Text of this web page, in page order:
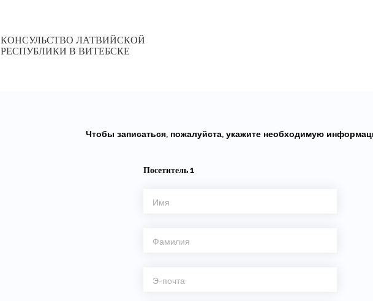
КОНСУЛЬСТВО ЛАТВИЙСКОЙ
РЕСПУБЛИКИ В ВИТЕБСКЕ
Чтобы записаться, пожалуйста, укажите необходимую
Посетитель1
Имя
Фамилия
Э-почта